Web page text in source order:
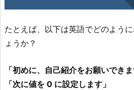
たとえば、以下は英語でどのよう
ょうか？
「初めに、自己紹介をお願いできま
「次に値を 0 に設定します」